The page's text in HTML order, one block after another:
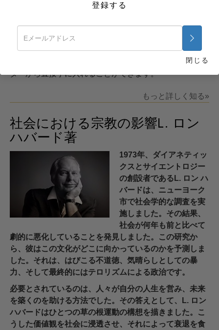
乱用、夫婦関係の破綻、
ないために、地域社会のリーダーたちは、本来可能なこ
と、あるいはやるべきことができないでいます。しか
し、ここに効果的な真の解決策があります。 そして、そ
れらの解決策はサイエントロジー･ボランティア･ミニス
ターから直接手に入れることができます。
もっと詳しく知る»
社会における宗教の影響L. ロン
ハバード著
1973年、ダイアネティッ
クスとサイエントロジー
の創設者であるL. ロン ハ
バードは、ニューヨーク
市で社会学的な調査を実
施しました。その結果、
社会が何年も前と比べて
劇的に悪化していることを発見しました。この研究か
ら、彼はこの文化がどこに向かっているのかを予測しま
した。それは、はびこる不道徳、気晴らしとしての暴
力、そして最終的にはテロリズムによる政治です。
必要とされているのは、人々が自分の人生を営み、未来
を築くのを助ける方法でした。その答えとして、L. ロン
ハバードはひとつの草の根運動の構想を描きました。こ
うした価値観を社会に浸透させ、それによって衰退を食
登録する
閉じる